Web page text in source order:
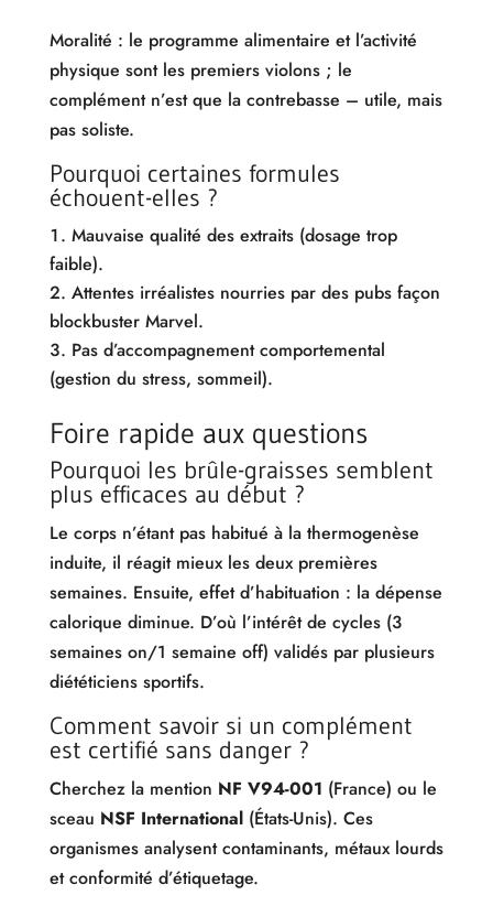
Moralité : le programme alimentaire et l’activité
physique sont les premiers violons ; le
complément n’est que la contrebasse – utile, mais
pas soliste.
Pourquoi certaines formules
échouent-elles ?
Mauvaise qualité des extraits (dosage trop
faible).
Attentes irréalistes nourries par des pubs façon
blockbuster Marvel.
Pas d’accompagnement comportemental
(gestion du stress, sommeil).
Foire rapide aux questions
Pourquoi les brûle-graisses semblent
plus efficaces au début ?
Le corps n’étant pas habitué à la thermogenèse
induite, il réagit mieux les deux premières
semaines. Ensuite, effet d’habituation : la dépense
calorique diminue. D’où l’intérêt de cycles (3
semaines on/1 semaine off) validés par plusieurs
diététiciens sportifs.
Comment savoir si un complément
est certifié sans danger ?
Cherchez la mention NF V94-001 (France) ou le
sceau NSF International(États-Unis). Ces
organismes analysent contaminants, métaux lourds
et conformité d’étiquetage.